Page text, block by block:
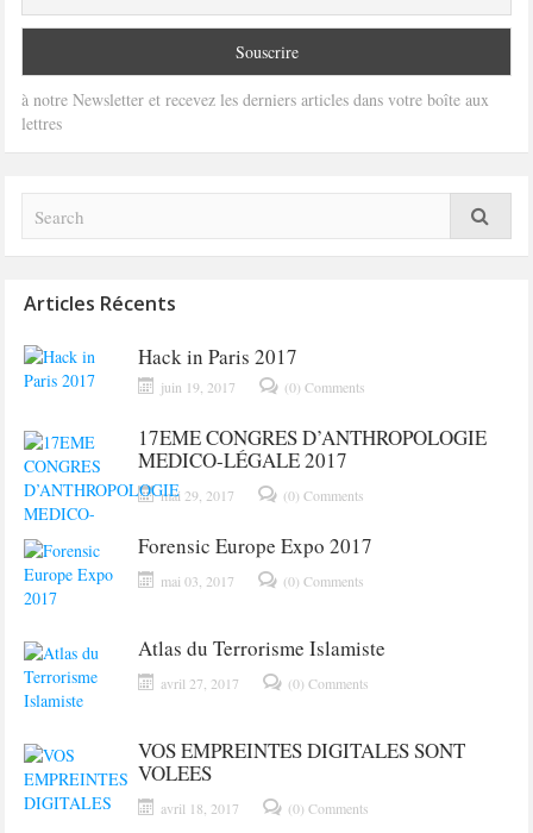
à notre Newsletter et recevez les derniers articles dans votre boîte aux
lettres
Articles Récents
Hack in Paris 2017
juin 19, 2017 (0) Comments
17EME CONGRES D’ANTHROPOLOGIE
MEDICO-LÉGALE 2017
mai 29, 2017 (0) Comments
Forensic Europe Expo 2017
mai 03, 2017 (0) Comments
Atlas du Terrorisme Islamiste
avril 27, 2017 (0) Comments
VOS EMPREINTES DIGITALES SONT
VOLEES
avril 18, 2017 (0) Comments